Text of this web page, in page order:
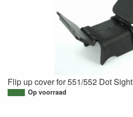
Flip up cover for 551/552 Dot Sight
Op voorraad